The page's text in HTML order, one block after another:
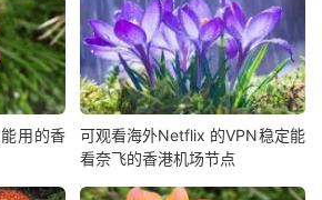
用的香
可观看海外Netflix 的VPN稳定能
看奈飞的香港机场节点